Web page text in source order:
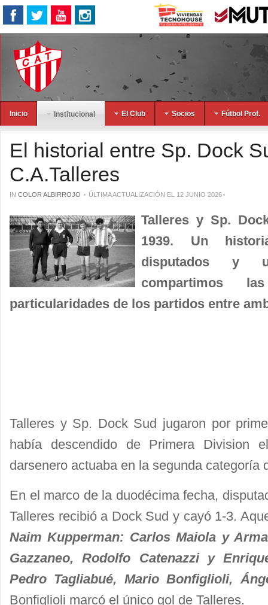
Inicio Institucional El Club Socios Fútbol Prof.
El historial entre Sp. Dock
C.A.Talleres
IN COLOR ALBIRROJO ÚLTIMA ACTUALIZACIÓN EL 12 JUNIO 2026
Talleres y Sp.
1939. Un
disputados y
compartimos
particularidades de los partidos entre
Talleres y Sp. Dock Sud jugaron por
había descendido de Primera Division
darsenero actuaba en la segunda categoría
En el marco de la duodécima fecha,
Talleres recibió a Dock Sud y cayó 1-3.
Naim Kupperman: Carlos Maiola y
Gazzaneo, Rodolfo Catenazzi y
Pedro Tagliabué, Mario Bonfiglioli,
Bonfiglioli marcó el único gol de Talleres.